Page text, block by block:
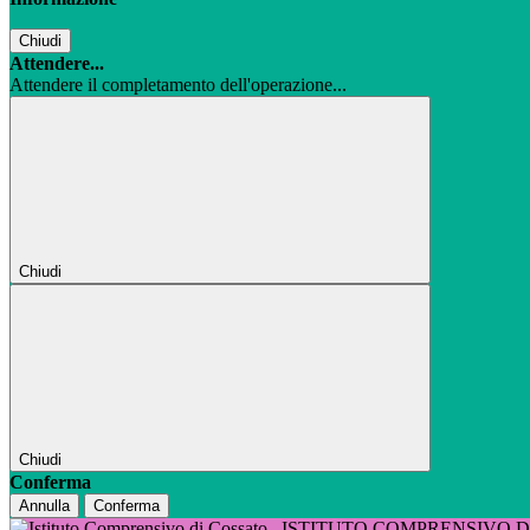
Chiudi
Attendere...
Attendere il completamento dell'operazione...
Chiudi
Chiudi
Conferma
Annulla Conferma